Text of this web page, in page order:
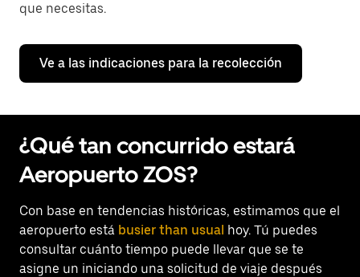
que necesitas.
Ve a las indicaciones para la recolección
¿Qué tan concurrido estará
Aeropuerto ZOS?
Con base en tendencias históricas, estimamos que el
aeropuerto está busier than usual hoy. Tú puedes
consultar cuánto tiempo puede llevar que se te
asigne un iniciando una solicitud de viaje después